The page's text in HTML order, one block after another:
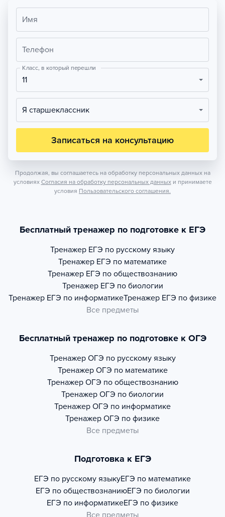
Имя
Телефон
Класс, в который перешли
11
Я старшеклассник
Записаться на консультацию
Продолжая, вы соглашаетесь на обработку персональных данных на
условиях Согласия на обработку персональных данных и принимаете
условия Пользовательского соглашения.
Бесплатный тренажер по подготовке к ЕГЭ
Тренажер ЕГЭ по русскому языку
Тренажер ЕГЭ по математике
Тренажер ЕГЭ по обществознанию
Тренажер ЕГЭ по биологии
Тренажер ЕГЭ по информатикеТренажер ЕГЭ по физике
Все предметы
Бесплатный тренажер по подготовке к ОГЭ
Тренажер ОГЭ по русскому языку
Тренажер ОГЭ по математике
Тренажер ОГЭ по обществознанию
Тренажер ОГЭ по биологии
Тренажер ОГЭ по информатике
Тренажер ОГЭ по физике
Все предметы
Подготовка к ЕГЭ
ЕГЭ по русскому языкуЕГЭ по математике
ЕГЭ по обществознаниюЕГЭ по биологии
ЕГЭ по информатикеЕГЭ по физике
Все предметы